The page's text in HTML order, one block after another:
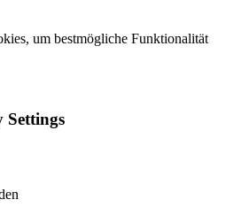
um bestmögliche Funktionalität
Settings